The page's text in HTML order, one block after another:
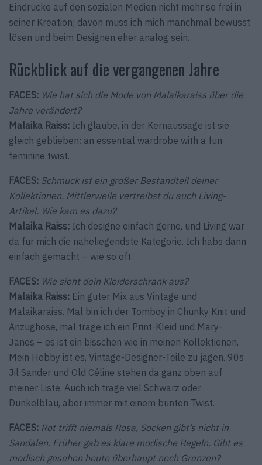
Eindrücke auf den sozialen Medien nicht mehr so frei in
seiner Kreation; davon muss ich mich manchmal bewusst
lösen und beim Designen eher analog sein.
Rückblick auf die vergangenen Jahre
FACES: Wie hat sich die Mode von Malaikaraiss über die
Jahre verändert?
Malaika Raiss: Ich glaube, in der Kernaussage ist sie
gleich geblieben: an essential wardrobe with a fun-
feminine twist.
FACES: Schmuck ist ein großer Bestandteil deiner
Kollektionen. Mittlerweile vertreibst du auch Living-
Artikel. Wie kam es dazu?
Malaika Raiss: Ich designe einfach gerne, und Living war
da für mich die naheliegendste Kategorie. Ich habs dann
einfach gemacht – wie so oft.
FACES: Wie sieht dein Kleiderschrank aus?
Malaika Raiss: Ein guter Mix aus Vintage und
Malaikaraiss. Mal bin ich der Tomboy in Chunky Knit und
Anzughose, mal trage ich ein Print-Kleid und Mary-
Janes – es ist ein bisschen wie in meinen Kollektionen.
Mein Hobby ist es, Vintage-Designer-Teile zu jagen. 90s
Jil Sander und Old Céline stehen da ganz oben auf
meiner Liste. Auch ich trage viel Schwarz oder
Dunkelblau, aber immer mit einem bunten Twist.
FACES: Rot trifft niemals Rosa, Socken gibt’s nicht in
Sandalen. Früher gab es klare modische Regeln. Gibt es
modisch gesehen heute überhaupt noch Grenzen?